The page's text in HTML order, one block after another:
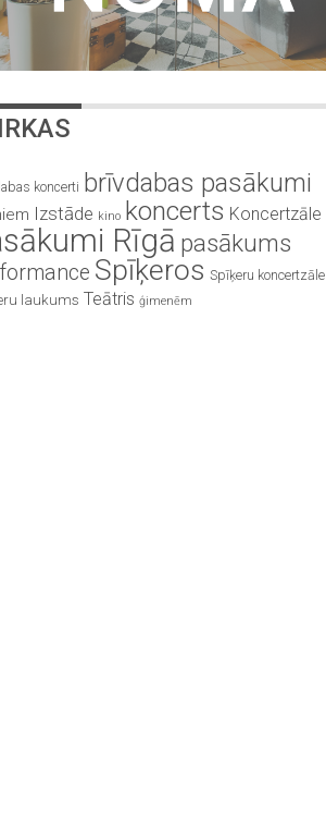
koncerti brīvdabas pasākumi
Izstāde kino koncerts Koncertzāle
Rīgā pasākums
Spīķeros Spīķeru koncertzāle
laukums Teātris ģimenēm